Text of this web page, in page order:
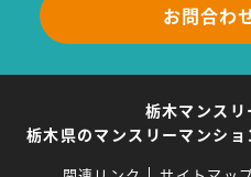
お問合わ
栃木マンス
栃木県のマンスリーマンシ